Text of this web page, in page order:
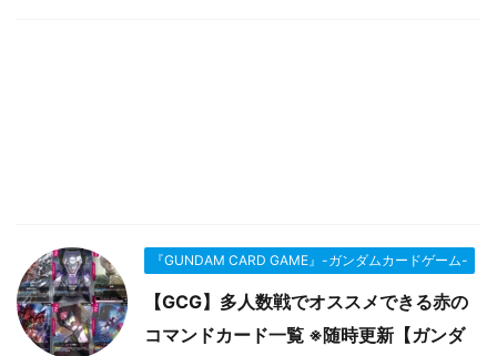
『GUNDAM CARD GAME』-ガンダムカードゲーム-
【GCG】多人数戦でオススメできる赤の
コマンドカード一覧 ※随時更新【ガンダ